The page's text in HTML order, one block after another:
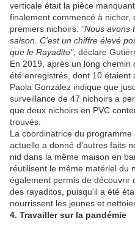
verticale était la pièce
finalement commencé à
premiers nichoirs. "Nous avons
saison. C'est un chiffre élevé
que le Rayadito", déclare
En 2019, après un long
été enregistrés, dont 10 étaient
Paola González indique que
surveillance de 47 nichoirs a
que deux nichoirs en PVC
trouvés.
La coordinatrice du
actuelle a donné d'autres faits
nid dans la même maison en
réutilisent le même matériel du
également permis de découvrir
des rayaditos, puisqu'il a été
nourrissent les jeunes et
4. Travailler sur la pandémie